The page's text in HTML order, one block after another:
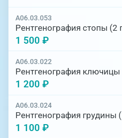
A06.03.053
Рентгенография стопы (2
1 500 ₽
A06.03.022
Рентгенография ключицы
1 200 ₽
A06.03.024
Рентгенография грудины
1 100 ₽